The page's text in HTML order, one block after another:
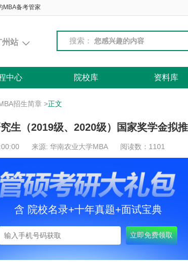
MBA备考管家
州站 搜索：
中心 院校库 资料库
招生简章 >正文
生（2019级、2020级）国家奖学金拟
来源: 华南农业大学MBA 阅读数： 1101
含 院校名录+十年真题+面试宝典